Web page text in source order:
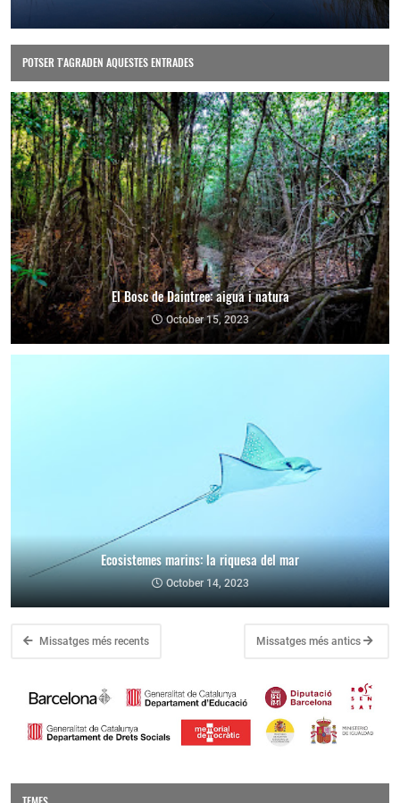
POTSER T'AGRADEN AQUESTES ENTRADES
El Bosc de Daintree: aigua i natura
October 15, 2023
Ecosistemes marins: la riquesa del mar
October 14, 2023
Missatges més recents Missatges més antics